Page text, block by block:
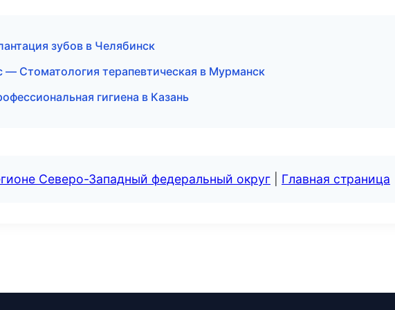
зубов в Челябинск
Стоматология терапевтическая в Мурманск
гигиена в Казань
Северо-Западный федеральный округ Главная страница